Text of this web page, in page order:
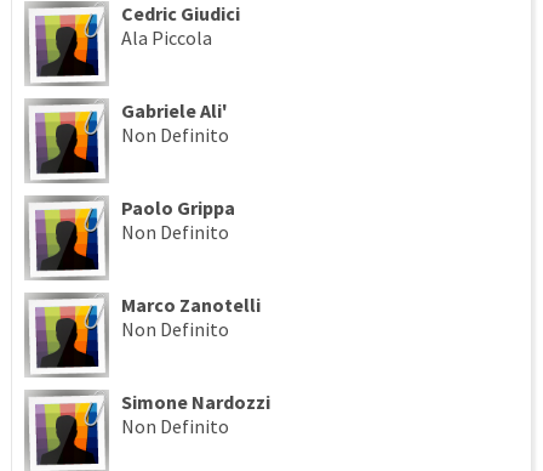
Cedric Giudici
Ala Piccola
Gabriele Ali'
Non Definito
Paolo Grippa
Non Definito
Marco Zanotelli
Non Definito
Simone Nardozzi
Non Definito